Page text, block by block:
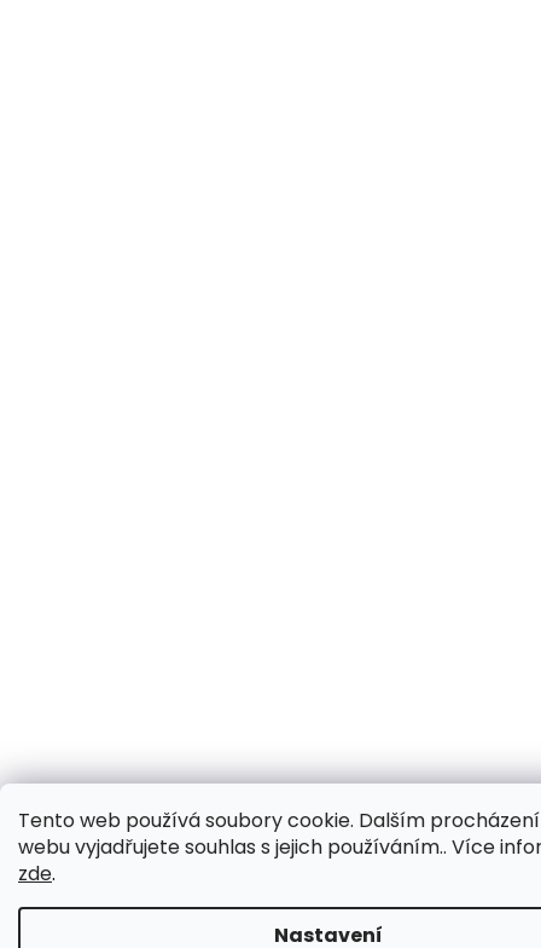
Tento web používá soubory cookie. Dalším
webu vyjadřujete souhlas s jejich používáním.. Více
zde.
Nastavení